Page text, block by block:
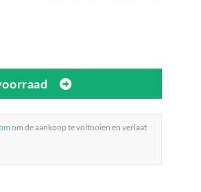
om de aankoop te voltooien en verlaat